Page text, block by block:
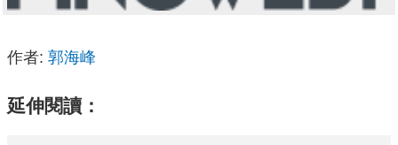
作者: 郭海峰
延伸閱讀：